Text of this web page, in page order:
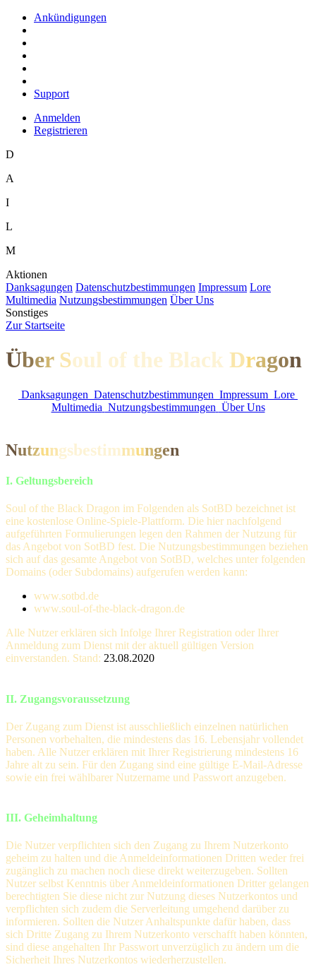
Ankündigungen
Support
Anmelden
Registrieren
D
A
I
L
M
Aktionen
Danksagungen Datenschutzbestimmungen Impressum Lore
Multimedia Nutzungsbestimmungen Über Uns
Sonstiges
Zur Startseite
Über Soul of the Black Dragon
Danksagungen Datenschutzbestimmungen Impressum Lore
Multimedia Nutzungsbestimmungen Über Uns
Nutzungsbestimmungen
I. Geltungsbereich
Soul of the Black Dragon im Folgenden als SotBD bezeichnet ist
eine kostenlose Online-Spiele-Plattform. Die hier nachfolgend
aufgeführten Formulierungen legen den Rahmen der Nutzung für
das Angebot von SotBD fest. Die Nutzungsbestimmungen beziehen
sich auf das gesamte Angebot von SotBD, welches unter folgenden
Domains (oder Subdomains) aufgerufen werden kann:
www.sotbd.de
www.soul-of-the-black-dragon.de
Alle Nutzer erklären sich Infolge Ihrer Registration oder Ihrer
Anmeldung zum Dienst mit der aktuell gültigen Version
einverstanden. Stand: 23.08.2020
II. Zugangsvoraussetzung
Der Zugang zum Dienst ist ausschließlich einzelnen natürlichen
Personen vorbehalten, die mindestens das 16. Lebensjahr vollendet
haben. Alle Nutzer erklären mit Ihrer Registrierung mindestens 16
Jahre alt zu sein. Für den Zugang sind eine gültige E-Mail-Adresse
sowie ein frei wählbarer Nutzername und Passwort anzugeben.
III. Geheimhaltung
Die Nutzer verpflichten sich den Zugang zu Ihrem Nutzerkonto
geheim zu halten und die Anmeldeinformationen Dritten weder frei
zugänglich zu machen noch diese direkt weiterzugeben. Sollten
Nutzer selbst Kenntnis über Anmeldeinformationen Dritter gelangen
berechtigten Sie diese nicht zur Nutzung dieses Nutzerkontos und
verpflichten sich zudem die Serverleitung umgehend darüber zu
informieren. Sollten die Nutzer Anhaltspunkte dafür haben, dass
sich Dritte Zugang zu Ihrem Nutzerkonto verschafft haben könnten,
sind diese angehalten Ihr Passwort unverzüglich zu ändern um die
Sicherheit Ihres Nutzerkontos wiederherzustellen.